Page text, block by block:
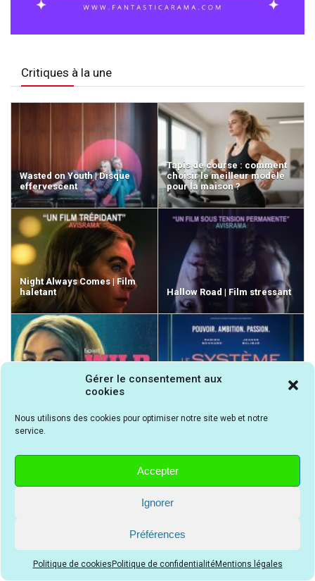
Gérer le consentement aux
cookies
Nous utilisons des cookies pour optimiser notre site web et notre
service.
Accepter
Ignorer
Préférences
Politique de cookies Politique de confidentialitéMentions légales
Critiques à la une
Wasted on Youth | Disque
effervescent
Tapis de course : comment
choisir le meilleur modèle
pour la maison ?
Night Always Comes | Film
haletant
Hallow Road | Film stressant
Wild Speed Girl | Film